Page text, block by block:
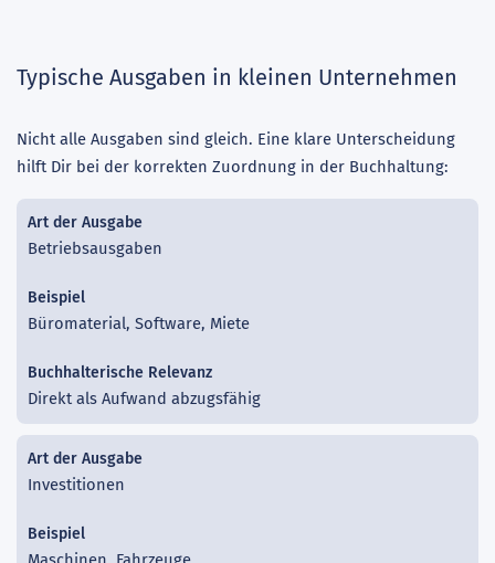
Typische Ausgaben in kleinen Unternehmen
Nicht alle Ausgaben sind gleich. Eine klare Unterscheidung
hilft Dir bei der korrekten Zuordnung in der Buchhaltung:
Betriebsausgaben
Büromaterial, Software, Miete
Direkt als Aufwand abzugsfähig
Investitionen